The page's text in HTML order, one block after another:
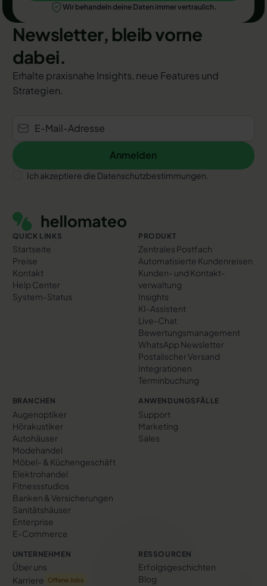
Wir behandeln deine Daten immer vertraulich.
Newsletter, bleib vorne
dabei.
Erhalte praxisnahe Insights, neue Features und
Strategien.
Anmelden
Anmelden
Ich akzeptiere die Datenschutzbestimmungen.
QUICK LINKS
Startseite
Preise
Kontakt
Help Center
System-Status
PRODUKT
Zentrales Postfach
Automatisierte Kundenreisen
Kunden- und Kontakt­
verwaltung
Insights
KI-Assistent
Live-Chat
Bewertungs­management
WhatsApp Newsletter
Postalischer Versand
Integrationen
Terminbuchung
BRANCHEN
Augenoptiker
Hörakustiker
Autohäuser
Modehandel
Möbel- & Küchengeschäft
Elektrohandel
Fitnessstudios
Banken & Versicherungen
Sanitätshäuser
Enterprise
E-Commerce
ANWENDUNGSFÄLLE
Support
Marketing
Sales
UNTERNEHMEN
Über uns
Karriere
Offene Jobs
RESSOURCEN
Erfolgs­geschichten
Blog